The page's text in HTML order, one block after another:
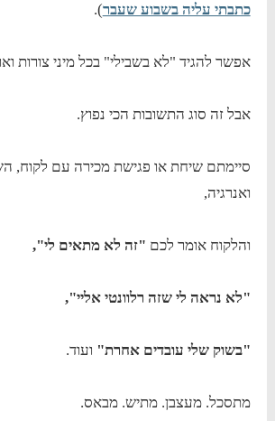
כתבתי עליה בשבוע שעבר).
אפשר להגיד "לא בשבילי" בכל מיני צורות
אבל זה סוג התשובות הכי נפוץ.
סיימתם שיחת או פגישת מכירה עם לקוח,
ואנרגיה,
והלקוח אומר לכם "זה לא מתאים לי",
"לא נראה לי שזה רלוונטי אליי",
"בשוק שלי עובדים אחרת" ועוד.
מתסכל. מעצבן. מתיש. מבאס.